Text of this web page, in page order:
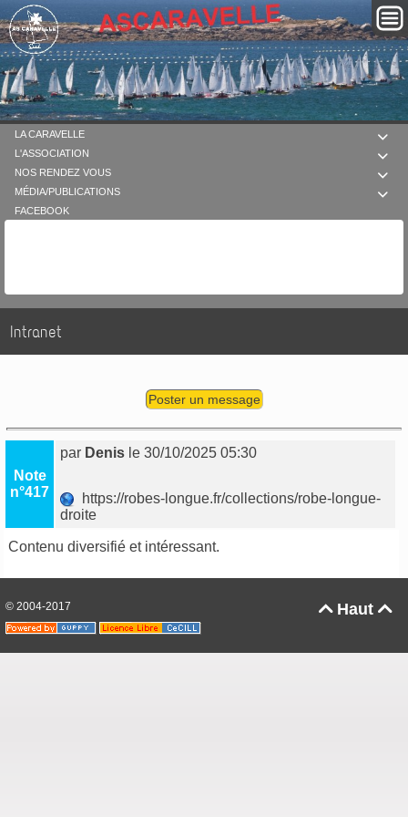

LA CARAVELLE

L'ASSOCIATION

NOS RENDEZ VOUS

MÉDIA/PUBLICATIONS
FACEBOOK
Intranet
Poster un message
Note
n°417
par Denis le 30/10/2025 05:30
https://robes-longue.fr/collections/robe-longue-
droite
Contenu diversifié et intéressant.
Haut 
© 2004-2017